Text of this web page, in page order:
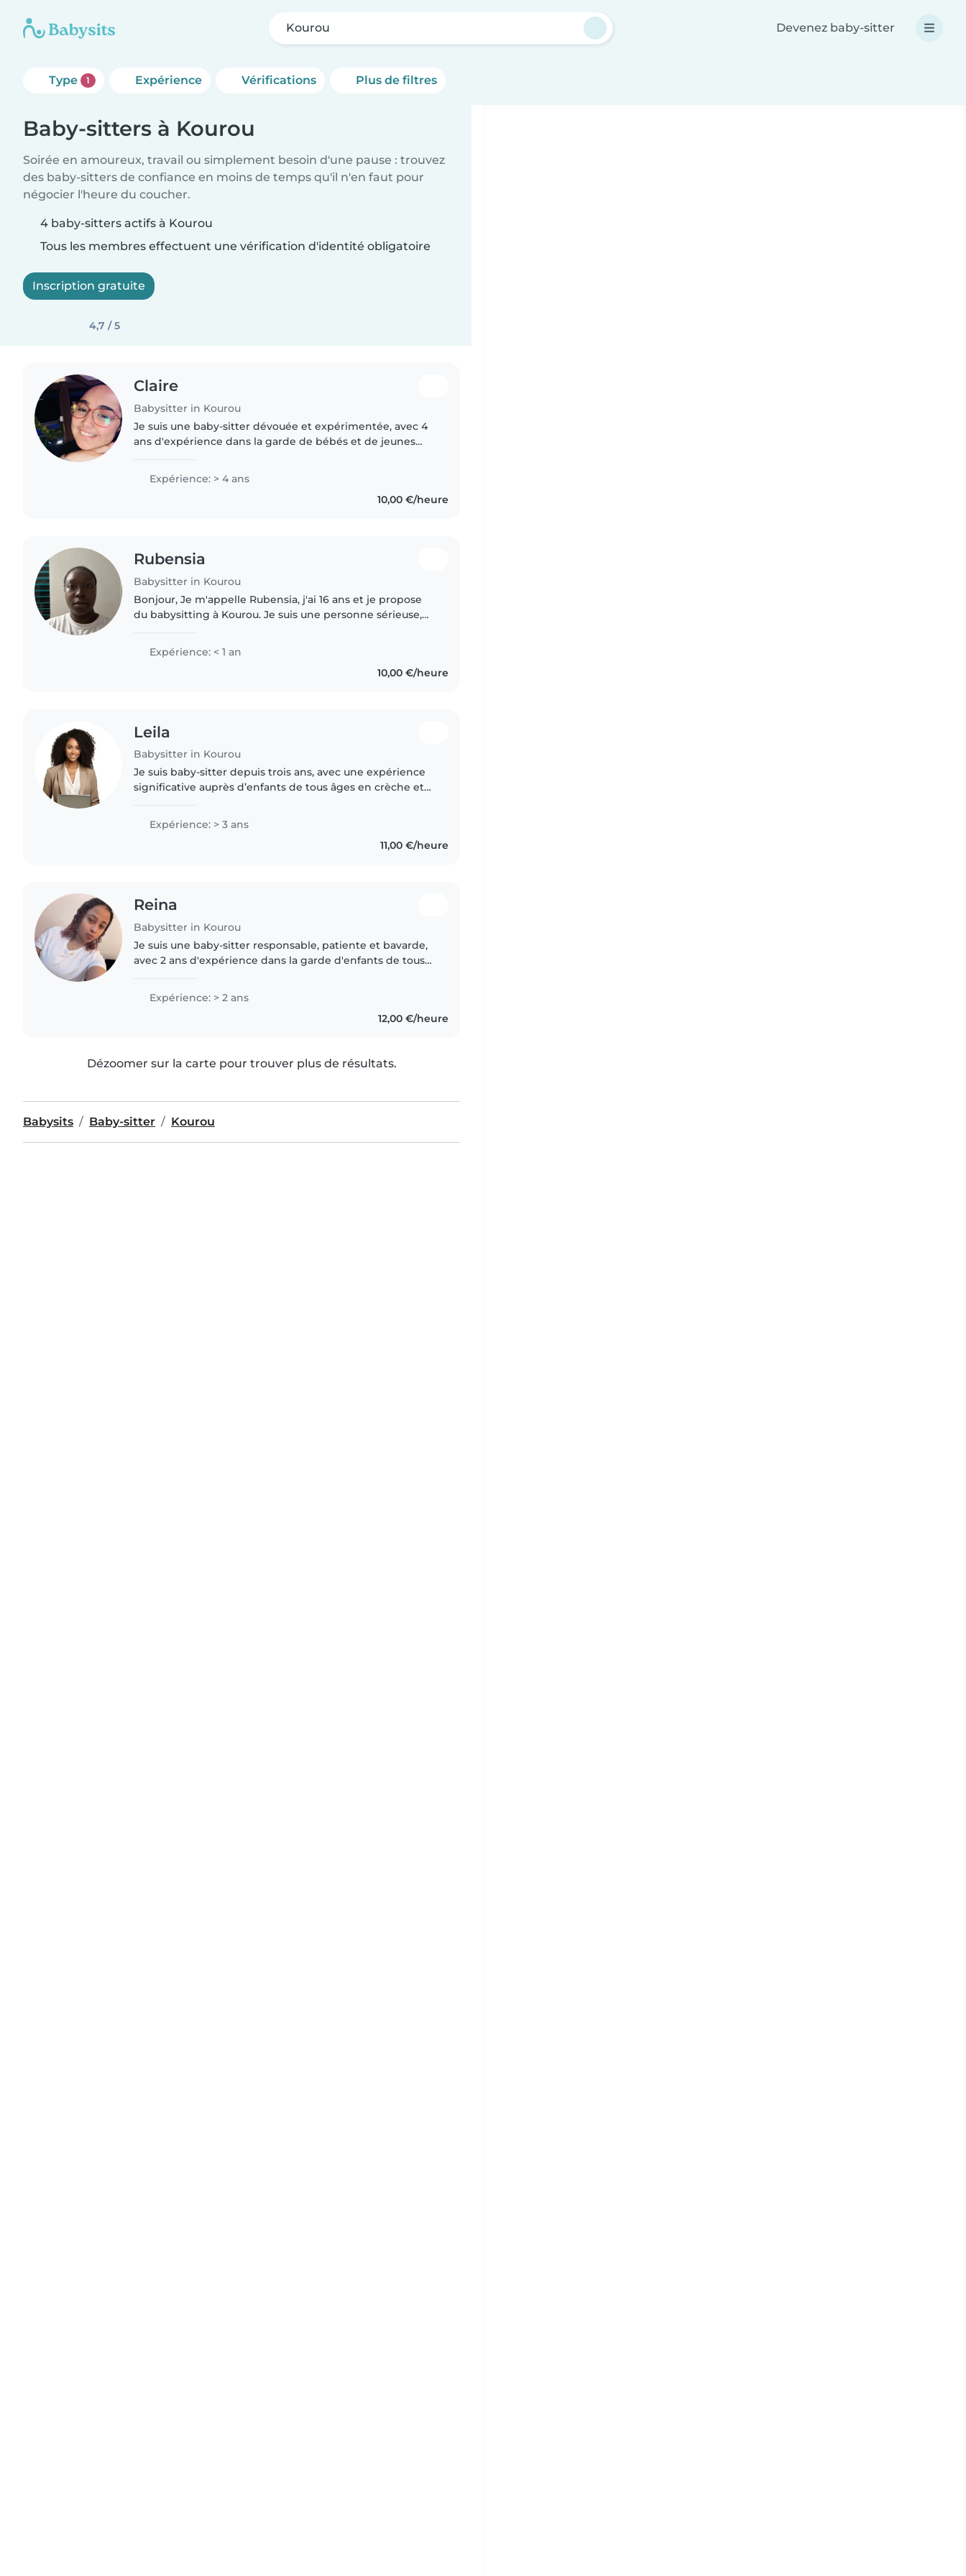
Kourou Devenez baby-sitter
Type 1 Expérience Vérifications Plus de filtres
Baby-sitters à Kourou
Soirée en amoureux, travail ou simplement besoin d'une pause : trouvez
des baby-sitters de confiance en moins de temps qu'il n'en faut pour
négocier l'heure du coucher.
4 baby-sitters actifs à Kourou
Tous les membres effectuent une vérification d'identité obligatoire
Inscription gratuite
4,7 / 5
Claire
Babysitter in Kourou
Je suis une baby-sitter dévouée et expérimentée, avec 4
ans d'expérience dans la garde de bébés et de jeunes
et j'ai une formation..
Expérience: > 4 ans
10,00 €/heure
Rubensia
Babysitter in Kourou
Bonjour, Je m'appelle Rubensia, j'ai 16 ans et je propose
du babysitting à Kourou. Je suis une personne sérieuse,
Expérience: < 1 an
10,00 €/heure
Leila
Babysitter in Kourou
Je suis baby-sitter depuis trois ans, avec une expérience
significative auprès d’enfants de tous âges en crèche et
Expérience: > 3 ans
11,00 €/heure
Reina
Babysitter in Kourou
Je suis une baby-sitter responsable, patiente et bavarde,
avec 2 ans d'expérience dans la garde d'enfants de tous
j'aime lire..
Expérience: > 2 ans
12,00 €/heure
Dézoomer sur la carte pour trouver plus de résultats.
Babysits Baby-sitter Kourou